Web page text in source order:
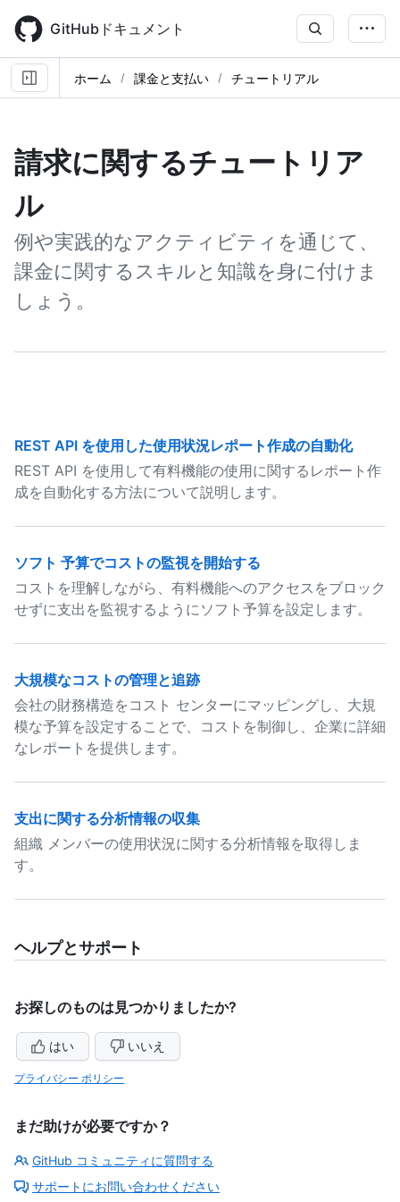
main
content
GitHubドキュメント
ホーム 課金と支払い チュートリアル
請求に関するチュートリア
ル
例や実践的なアクティビティを通じて、
課金に関するスキルと知識を身に付けま
しょう。
REST API を使用した使用状況レポート作成の自動化
REST API を使用して有料機能の使用に関するレポート作
成を自動化する方法について説明します。
ソフト 予算でコストの監視を開始する
コストを理解しながら、有料機能へのアクセスをブロック
せずに支出を監視するようにソフト予算を設定します。
大規模なコストの管理と追跡
会社の財務構造をコスト センターにマッピングし、大規
模な予算を設定することで、コストを制御し、企業に詳細
なレポートを提供します。
支出に関する分析情報の収集
組織 メンバーの使用状況に関する分析情報を取得しま
す。
ヘルプとサポート
お探しのものは見つかりましたか?
はい いいえ
プライバシー ポリシー
まだ助けが必要ですか？
GitHub コミュニティに質問する
サポートにお問い合わせください